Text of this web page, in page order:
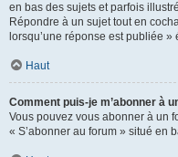
en bas des sujets et parfois
Répondre à un sujet tout en
lorsqu’une réponse est publiée
Haut
Comment puis-je m’abonner à
Vous pouvez vous abonner à un
« S’abonner au forum » situé en